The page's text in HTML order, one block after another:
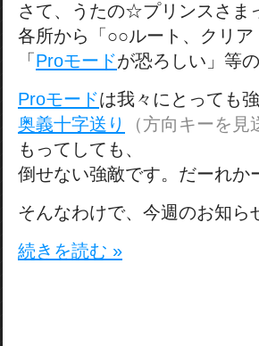
さて、うたの☆プリンスさま
各所から「○○ルート、クリ
「 Proモードが恐ろしい」等
Proモードは我々にとっても強
奥義十字送り
（方向キーを
もってしても、
倒せない強敵です。だーれか
そんなわけで、今週のお知
続きを読む »